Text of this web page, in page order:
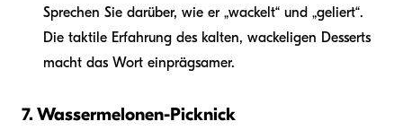
Sprechen Sie darüber, wie er „wackelt“ und „geliert“.
Die taktile Erfahrung des kalten, wackeligen Desserts
macht das Wort einprägsamer.
7. Wassermelonen-Picknick